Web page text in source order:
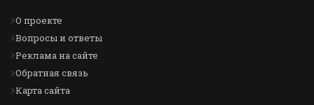
О проекте
Вопросы и ответы
Реклама на сайте
Обратная связь
Карта сайта